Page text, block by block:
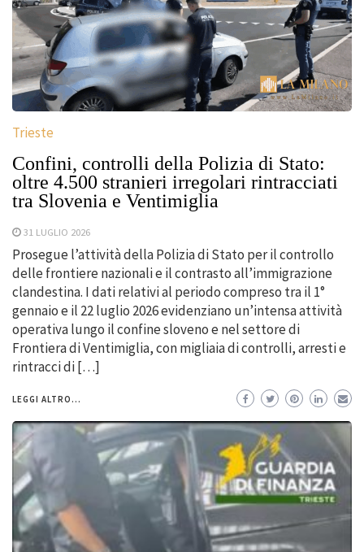
Trieste
Confini, controlli della Polizia di Stato:
oltre 4.500 stranieri irregolari rintracciati
tra Slovenia e Ventimiglia
31 LUGLIO 2026
Prosegue l’attività della Polizia di Stato per il controllo
delle frontiere nazionali e il contrasto all’immigrazione
clandestina. I dati relativi al periodo compreso tra il 1°
gennaio e il 22 luglio 2026 evidenziano un’intensa attività
operativa lungo il confine sloveno e nel settore di
Frontiera di Ventimiglia, con migliaia di controlli, arresti e
rintracci di […]
LEGGI ALTRO...